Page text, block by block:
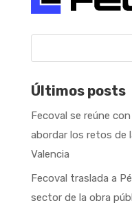
Últimos posts
Fecoval se reúne
abordar los retos de
Valencia
Fecoval traslada a
sector de la obra